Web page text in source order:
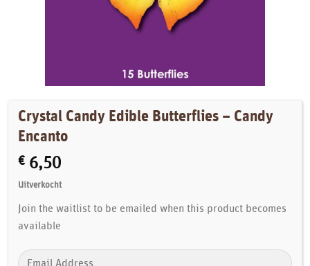
Crystal Candy Edible Butterflies – Candy
Encanto
€ 6,50
Uitverkocht
Join the waitlist to be emailed when this product becomes
available
Enter